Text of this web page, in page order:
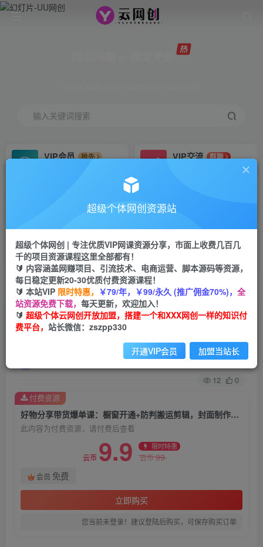
输入关键词搜索
VIP会员
抢先
VIP交流
群聊
研究探讨更多创业项目路子。
会员专属推广链接
招募站长
挂机
项目
脚本卡密
APP下载
GO
首页 创业课程 会员免费 正文
好物分享带货爆单课：橱窗开通+防判搬运剪辑，
封面制作，挂小黄车，投抖爆单技巧
关注 私信
12 0
好物分享带货爆单课：橱窗开通+防判搬运剪辑，封面制作，挂小黄车，投抖爆单技巧
此内容为付费资源，请付费后查看
云币 9.9 限时特惠
云币99
会员 免费
立即购买
您当前未登录！建议登陆后购买，可保存购买订单
付费资源
超级个体网创资源站
超级个体网创 | 专注优质VIP网课资源分享，市面上收费几百几
千的项目资源课程这里全部都有！
🔰 内容涵盖网赚项目、引流技术、电商运营、脚本源码等资源，
每日稳定更新20-30优质付费资源课程！
🔰 本站VIP 限时特惠， ￥79/年，￥99/永久 (推广佣金70%)， 全
站资源免费下载， 每天更新，欢迎加入！
🔰 超级个体云网创开放加盟，搭建一个和XXX网创一样的知识付
费平台， 站长微信：zszpp330
开通VIP会员 加盟当站长